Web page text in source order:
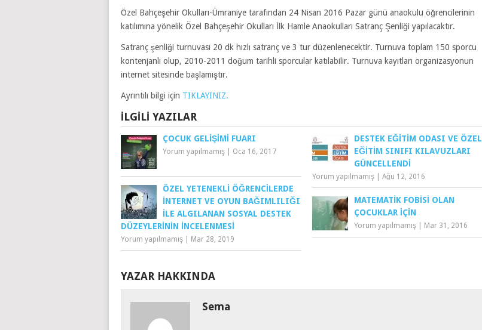
Özel Bahçeşehir Okulları-Ümraniye tarafından 24 Nisan 2016 Pazar günü anaokulu öğrencilerinin
katılımına yönelik Özel Bahçeşehir Okulları İlk Hamle Anaokulları Satranç Şenliği yapılacaktır.
Satranç şenliği turnuvası 20 dk hızlı satranç ve 3 tur düzenlenecektir. Turnuva toplam 150 sporcu
kontenjanlı olup, 2010-2011 doğum tarihli sporcular katılabilir. Turnuva kayıtları organizasyonun
internet sitesinde başlamıştır.
Ayrıntılı bilgi için TIKLAYINIZ.
İLGILI YAZILAR
ÇOCUK GELIŞIMI FUARI
Yorum yapılmamış Oca 16, 2017
DESTEK EĞITIM ODASI VE ÖZEL
EĞITIM SINIFI KILAVUZLARI
GÜNCELLENDI
Yorum yapılmamış |Ağu 12, 2016
ÖZEL YETENEKLI ÖĞRENCILERDE
İNTERNET VE OYUN BAĞIMLILIĞI
ILE ALGILANAN SOSYAL DESTEK
DÜZEYLERININ İNCELENMESI
Yorum yapılmamış Mar 28, 2019
MATEMATIK FOBISI OLAN
ÇOCUKLAR İÇIN
Yorum yapılmamış Mar 31, 2016
YAZAR HAKKINDA
Sema